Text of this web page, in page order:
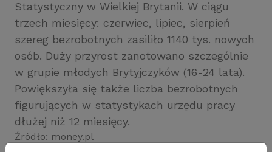
Statystyczny w Wielkiej Brytanii. W ciągu
trzech miesięcy: czerwiec, lipiec, sierpień
szereg bezrobotnych zasiliło 1140 tys. nowych
osób. Duży przyrost zanotowano szczególnie
w grupie młodych Brytyjczyków (16-24 lata).
Powiększyła się także liczba bezrobotnych
figurujących w statystykach urzędu pracy
dłużej niż 12 miesięcy.
Źródło: money.pl